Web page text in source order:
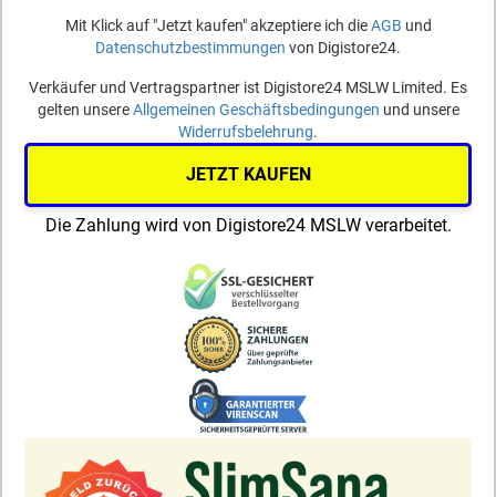
Mit Klick auf "Jetzt kaufen" akzeptiere ich dieAGB und
Datenschutzbestimmungen von Digistore24.
Verkäufer und Vertragspartner ist Digistore24 MSLW Limited. Es
gelten unsereAllgemeinen Geschäftsbedingungen und unsere
Widerrufsbelehrung.
JETZT KAUFEN
Die Zahlung wird von Digistore24 MSLW verarbeitet.